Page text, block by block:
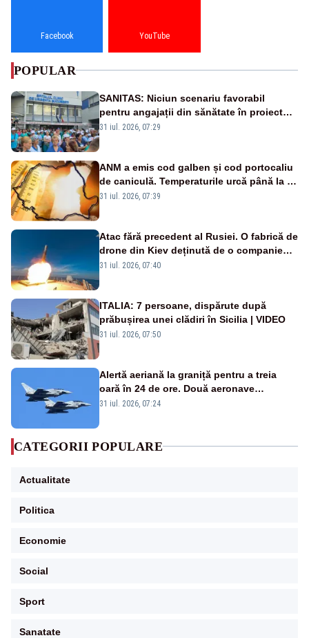
Facebook YouTube
POPULAR
SANITAS: Niciun scenariu favorabil
pentru angajații din sănătate în proiectul
Legii salarizării
31 iul. 2026, 07:29
ANM a emis cod galben și cod portocaliu
de caniculă. Temperaturile urcă până la 38
de grade, iar nopțile devin tropicale
31 iul. 2026, 07:39
Atac fără precedent al Rusiei. O fabrică de
drone din Kiev deținută de o companie
americană, distrusă de o rachetă
31 iul. 2026, 07:40
ITALIA: 7 persoane, dispărute după
prăbușirea unei clădiri în Sicilia | VIDEO
31 iul. 2026, 07:50
Alertă aeriană la graniță pentru a treia
oară în 24 de ore. Două aeronave
Eurofighter britanice au fost ridicate de la
31 iul. 2026, 07:24
CATEGORII POPULARE
Actualitate
Politica
Economie
Social
Sport
Sanatate